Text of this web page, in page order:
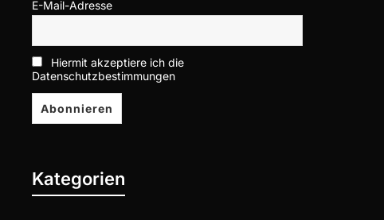
E-Mail-Adresse
Hiermit akzeptiere ich die
Datenschutzbestimmungen
Kategorien